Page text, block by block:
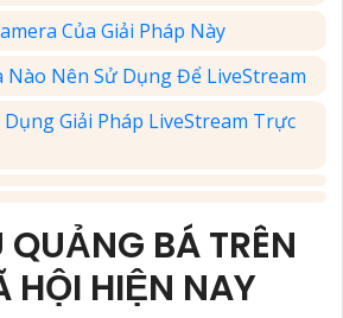
Của Giải Pháp Này
Nào Nên Sử Dụng Để LiveStream
Dụng Giải Pháp LiveStream Trực
BÁ TRÊN
HỘI HIỆN NAY